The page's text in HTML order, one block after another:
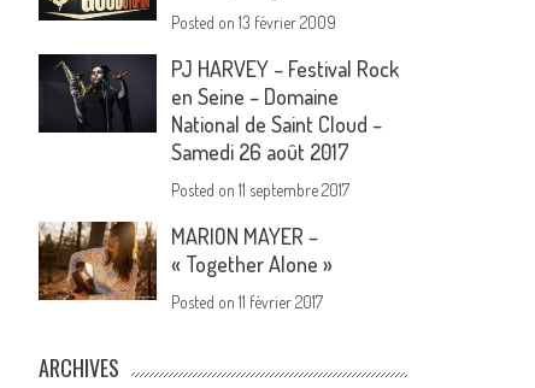
Posted on13 février 2009
PJ HARVEY – Festival Rock
en Seine – Domaine
National de Saint Cloud –
Samedi 26 août 2017
Posted on11 septembre 2017
MARION MAYER –
« Together Alone »
Posted on11 février 2017
ARCHIVES